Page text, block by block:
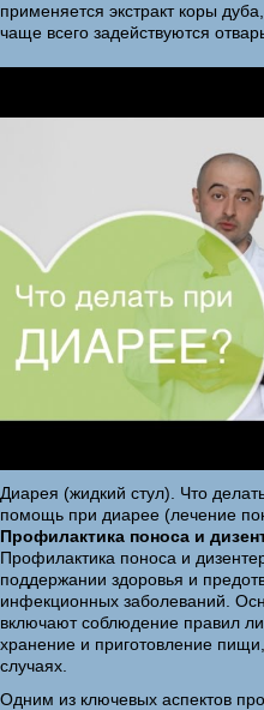
применяется экстракт коры
чаще всего задействуются
Диарея (жидкий стул). Что
помощь при диарее (лечение
Профилактика поноса и
Профилактика поноса и
поддержании здоровья и
инфекционных заболеваний.
включают соблюдение правил
хранение и приготовление
случаях.
Одним из ключевых аспектов